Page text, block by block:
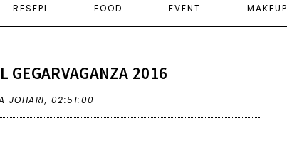
RESEPI FOOD EVENT MAKEUP
GEGARVAGANZA 2016
JOHARI, 02:51:00